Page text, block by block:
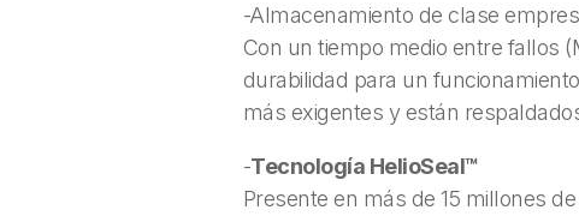
-Almacenamiento de clase
Con un tiempo medio entre fallos
durabilidad para un
más exigentes y están
-Tecnología HelioSeal™
Presente en más de 15 millones